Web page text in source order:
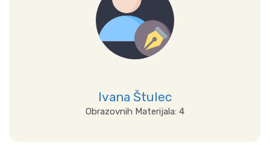
Ivana Štulec
Obrazovnih Materijala: 4